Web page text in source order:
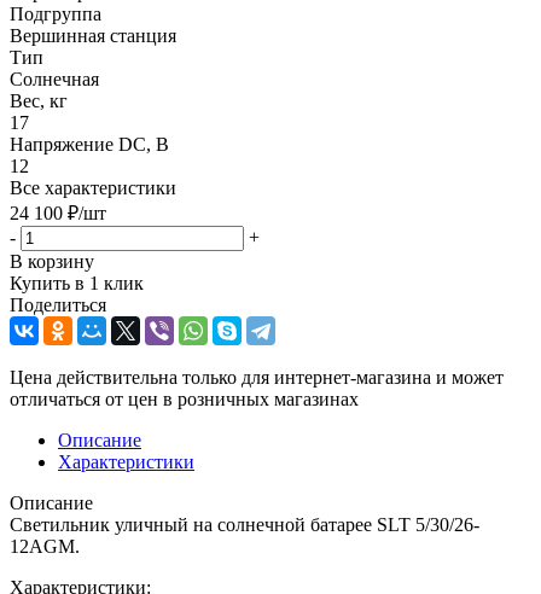
Подгруппа
Вершинная станция
Тип
Солнечная
Вес, кг
17
Напряжение DC, В
12
Все характеристики
24 100 ₽/шт
-
+
В корзину
Купить в 1 клик
Поделиться
Цена действительна только для интернет-магазина и может
отличаться от цен в розничных магазинах
Описание
Характеристики
Описание
Светильник уличный на солнечной батарее SLT 5/30/26-
12AGM.
Характеристики: